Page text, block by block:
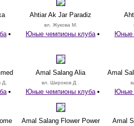
Ahtiar Ak Jar Paradiz
вл. Жукова М.
Юные чемпионы клуба Юные
Amal Salang Alia
вл. Широков Д .
Юные чемпионы клуба
Amal
Юные
Amal Salang Flower Power Amal